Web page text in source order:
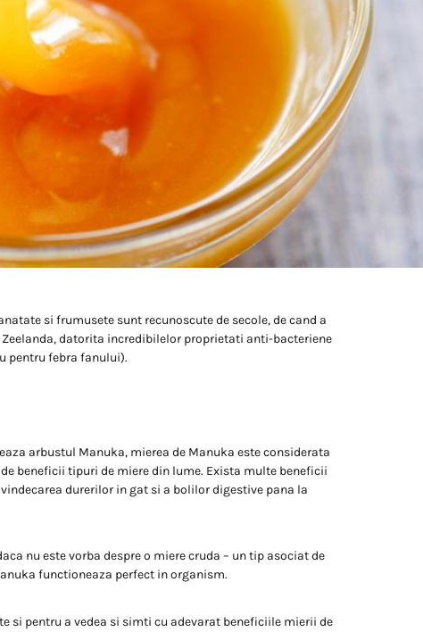
si frumusete sunt recunoscute de secole, de cand a
datorita incredibilelor proprietati anti-bacteriene
pentru febra fanului).
arbustul Manuka, mierea de Manuka este considerata
beneficii tipuri de miere din lume. Exista multe beneficii
durerilor in gat si a bolilor digestive pana la
nu este vorba despre o miere cruda – un tip asociat de
functioneaza perfect in organism.
si pentru a vedea si simti cu adevarat beneficiile mierii de